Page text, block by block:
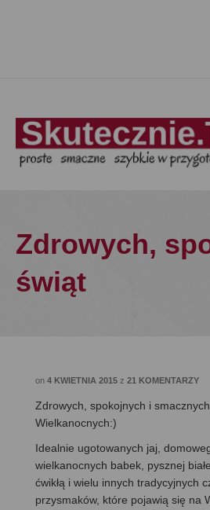
Zdrowych,
świąt
on 4 KWIETNIA 2015 z 21 KOMENTARZY
Zdrowych, spokojnych i
Wielkanocnych:)
Idealnie ugotowanych jaj,
wielkanocnych babek, pysznej
ćwikłą i wielu innych tradycyjnych
przysmaków, które pojawią się na